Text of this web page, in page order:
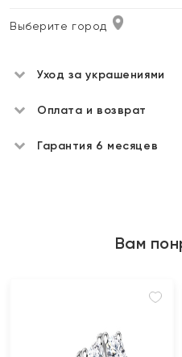
Выберите город
Уход за украшениями
Оплата и возврат
Гарантия 6 месяцев
Вам